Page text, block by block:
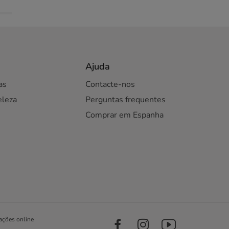
Ajuda
Contacte-nos
Perguntas frequentes
Comprar em Espanha
online